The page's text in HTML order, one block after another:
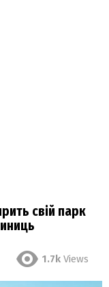
свій парк
1.7k Views